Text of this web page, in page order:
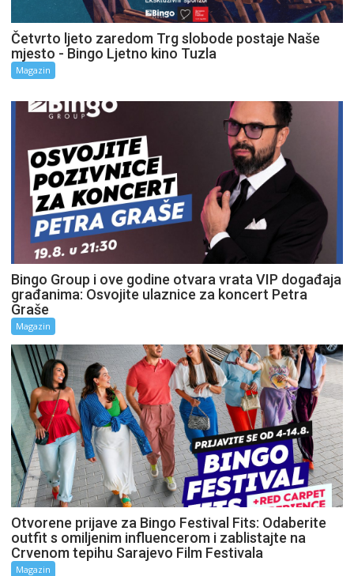
Četvrto ljeto zaredom Trg slobode postaje Naše
mjesto - Bingo Ljetno kino Tuzla
Magazin
Bingo Group i ove godine otvara vrata VIP događaja
građanima: Osvojite ulaznice za koncert Petra
Graše
Magazin
Otvorene prijave za Bingo Festival Fits: Odaberite
outfit s omiljenim influencerom i zablistajte na
Crvenom tepihu Sarajevo Film Festivala
Magazin